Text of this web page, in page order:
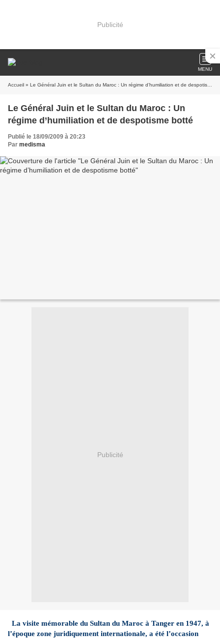
Publicité
MENU
Accueil » Le Général Juin et le Sultan du Maroc : Un régime d’humiliation et de despotisme botté
Le Général Juin et le Sultan du Maroc : Un
régime d’humiliation et de despotisme botté
Publié le 18/09/2009 à 20:23
Par medisma
Publicité
La visite mémorable du Sultan du Maroc à Tanger en 1947, à
l’époque zone juridiquement internationale, a été l’occasion